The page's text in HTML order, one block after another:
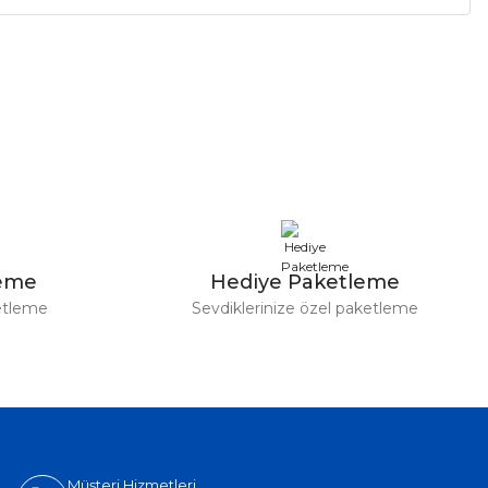
Hediye Paketleme
Sevdiklerinize özel paketleme
Müşteri Hizmetleri